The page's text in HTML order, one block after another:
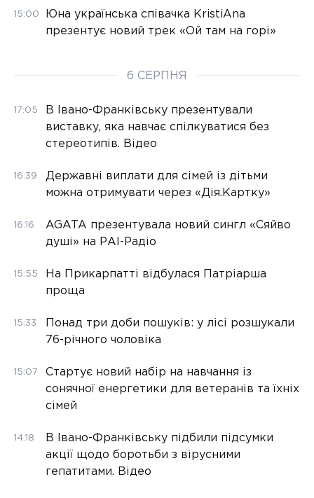
15:00
Юна українська співачка KristiAna
презентує новий трек «Ой там на горі»
6 СЕРПНЯ
17:05
В Івано-Франківську презентували
виставку, яка навчає спілкуватися без
стереотипів. Відео
16:39
Державні виплати для сімей із дітьми
можна отримувати через «Дія.Картку»
16:16
AGATA презентувала новий сингл «Сяйво
душі» на РАІ-Радіо
15:55
На Прикарпатті відбулася Патріарша
проща
15:33
Понад три доби пошуків: у лісі розшукали
76-річного чоловіка
15:07
Стартує новий набір на навчання із
сонячної енергетики для ветеранів та їхніх
сімей
14:18
В Івано-Франківську підбили підсумки
акції щодо боротьби з вірусними
гепатитами. Відео